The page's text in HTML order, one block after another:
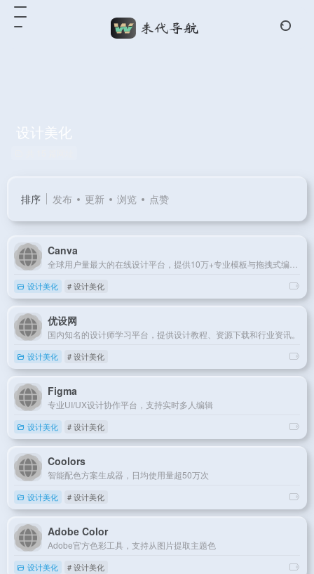
设计美化
排序 发布 更新 浏览 点赞
Canva
设计美化 # 设计美化
优设网
国内知名的设计师学习平台，提供设计教程、资源下载和行业资讯。
设计美化 # 设计美化
Figma
专业UI/UX设计协作平台，支持实时多人编辑
设计美化 # 设计美化
Coolors
智能配色方案生成器，日均使用量超50万次
设计美化 # 设计美化
Adobe Color
Adobe官方色彩工具，支持从图片提取主题色
设计美化 # 设计美化